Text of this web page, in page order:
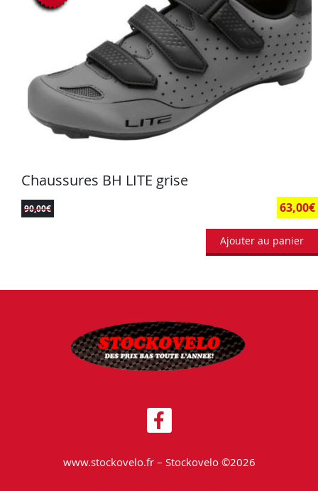
Chaussures BH LITE grise
90,00€ 63,00€
Ajouter au panier
www.stockovelo.fr – Stockovelo ©2026